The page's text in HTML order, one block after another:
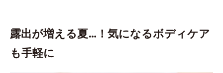
露出が増える夏…！気になるボディケア
も手軽に